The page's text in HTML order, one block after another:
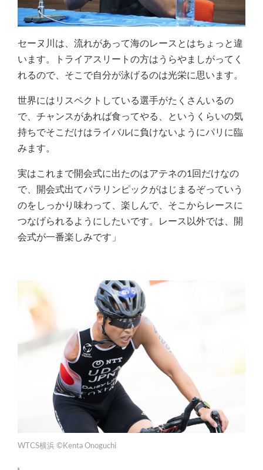
セーヌ川は、流れがあって海のレースとはちょっと違
います。トライアスリートの方はうらやましがってく
れるので、そこで自分が泳げるのは光栄に思います。
世界にはリスペクトしている選手がたくさんいるの
で、チャンスがあれば食ってやる、というくらいの気
持ちでそこだけはライバルに負けないようにパリに臨
みます。
実はこれまで開会式に出たのはアテネの1回だけなの
で、開会式出てパラリンピックがはじまるぞっていう
のをしっかり味わって、楽しんで、そこからレースに
つなげられるようにしたいです。レース以外では、開
会式が一番楽しみです」
WTCS横浜 ©Kenta Onoguchi